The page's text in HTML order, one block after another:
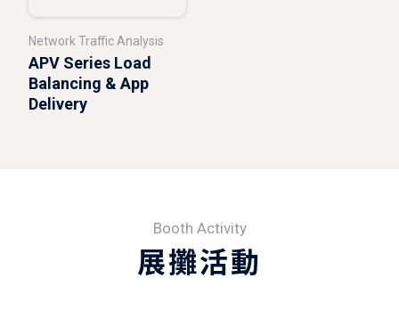
Network Traffic Analysis
APV Series Load
Balancing & App
Delivery
Booth Activity
展攤活動